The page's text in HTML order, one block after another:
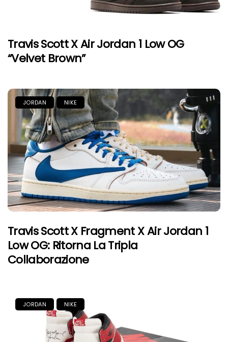
Travis Scott X Air Jordan 1 Low OG
“Velvet Brown”
JORDAN NIKE
Travis Scott X Fragment X Air Jordan 1
Low OG: Ritorna La Tripla
Collaborazione
JORDAN NIKE